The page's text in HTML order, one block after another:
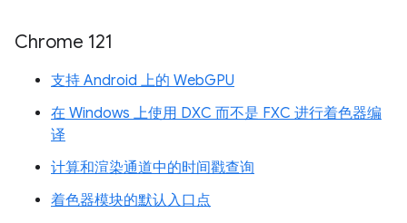
Chrome 121
支持 Android 上的 WebGPU
在 Windows 上使用 DXC 而不是 FXC 进行着色器编
译
计算和渲染通道中的时间戳查询
着色器模块的默认入口点